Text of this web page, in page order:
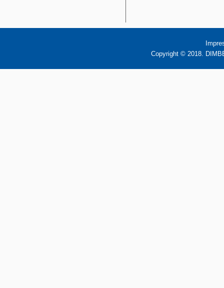
Copyright © 2018.